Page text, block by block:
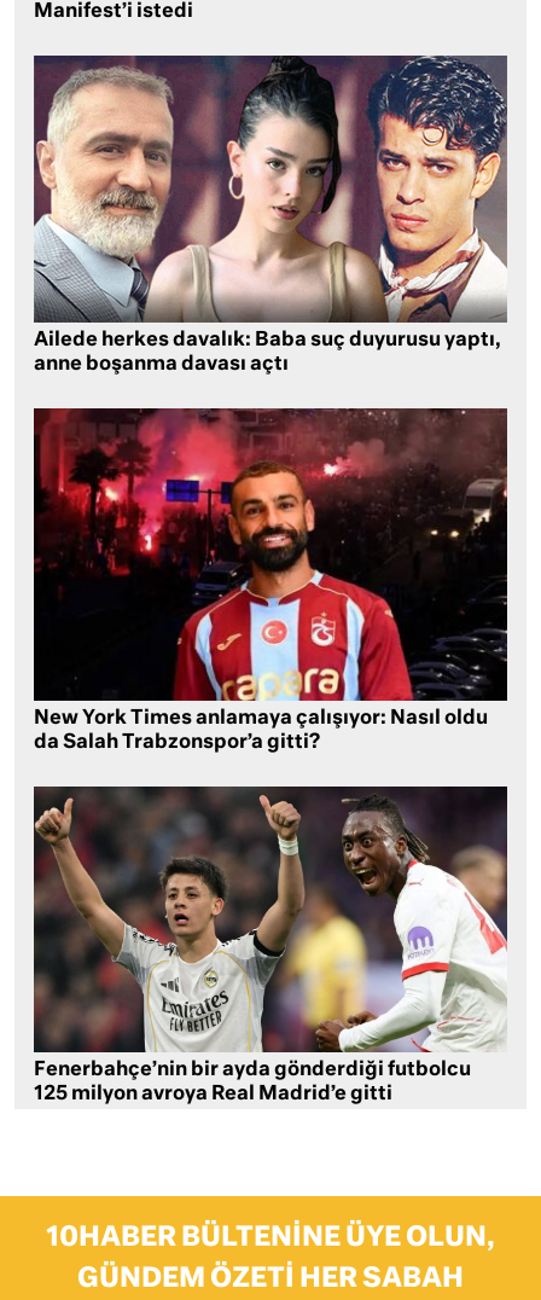
Manifest’i istedi
Ailede herkes davalık: Baba suç duyurusu yaptı,
anne boşanma davası açtı
New York Times anlamaya çalışıyor: Nasıl oldu
da Salah Trabzonspor’a gitti?
Fenerbahçe’nin bir ayda gönderdiği futbolcu
125 milyon avroya Real Madrid’e gitti
10HABER BÜLTENINE ÜYE OLUN,
GÜNDEM ÖZETI HER SABAH